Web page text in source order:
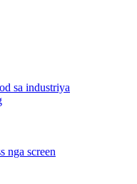
sa industriya
nga screen